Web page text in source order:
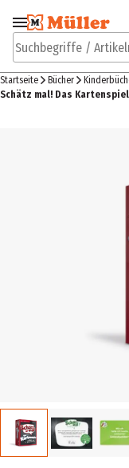
Zur Navigation
springen
Suchbegriffe /
Startseite Bücher
Schätz mal! Das